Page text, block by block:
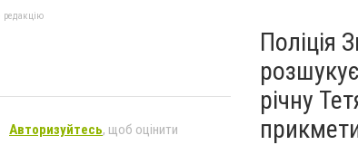
редакцію
Авторизуйтесь, щоб оцінити
Поліція
річну